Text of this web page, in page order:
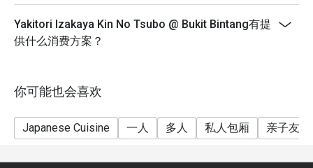
Yakitori Izakaya Kin No Tsubo @ Bukit Bintang有提
供什么消费方案？
你可能也会喜欢
Japanese Cuisine 一人 多人 私人包厢 亲子友善